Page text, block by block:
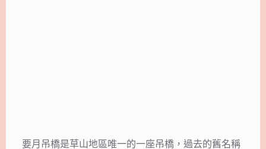
要月吊橋是草山地區唯一的一座吊橋，過去的舊名稱